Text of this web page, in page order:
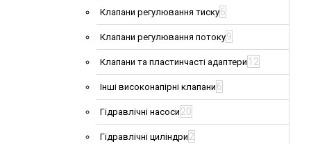
Клапани регулювання тиску6
Клапани регулювання потоку9
Клапани та пластинчасті адаптери 12
Інші високонапірні клапани 6
Гідравлічні насоси 20
Гідравлічні циліндри 2